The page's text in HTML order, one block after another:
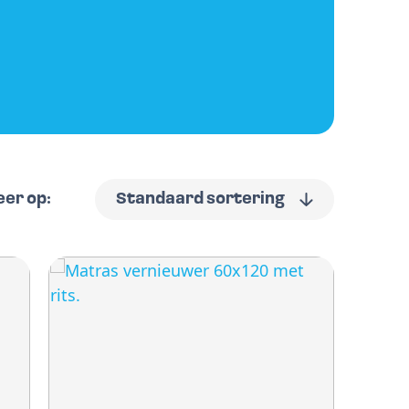
op: Standaard sortering